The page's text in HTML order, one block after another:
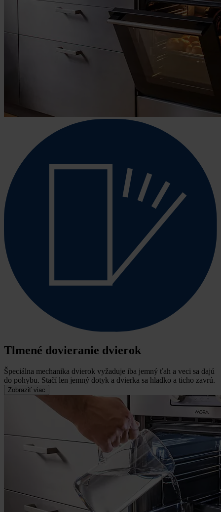
Tlmené dovieranie dvierok
Špeciálna mechanika dvierok vyžaduje iba jemný ťah a veci sa dajú
do pohybu. Stačí len jemný dotyk a dvierka sa hladko a ticho zavrú.
Zobraziť viac